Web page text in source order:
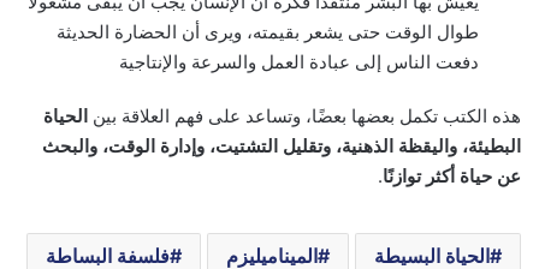
طوال الوقت حتى يشعر بقيمته، ويرى أن الحضارة الحديثة
دفعت الناس إلى عبادة العمل والسرعة والإنتاجية
هذه الكتب تكمل بعضها بعضًا، وتساعد على فهم العلاقة بين الحياة
البطيئة، واليقظة الذهنية، وتقليل التشتيت، وإدارة الوقت، والبحث
عن حياة أكثر توازنًا.
الحياة البسيطة الميناميليزم فلسفة البساطة